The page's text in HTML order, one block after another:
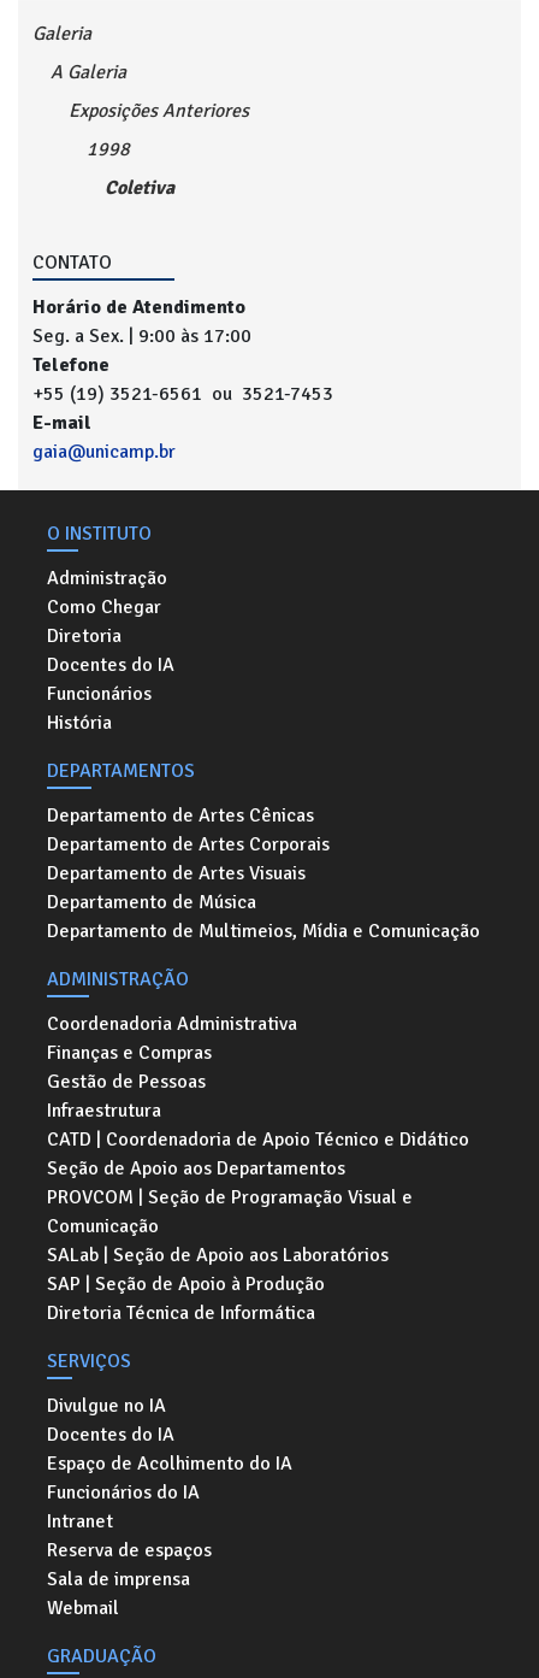
Galeria
A Galeria
Exposições Anteriores
1998
Coletiva
CONTATO
Horário de Atendimento
Seg. a Sex. | 9:00 às 17:00
Telefone
+55 (19) 3521-6561 ou 3521-7453
E-mail
gaia@unicamp.br
O INSTITUTO
Administração
Como Chegar
Diretoria
Docentes do IA
Funcionários
História
DEPARTAMENTOS
Departamento de Artes Cênicas
Departamento de Artes Corporais
Departamento de Artes Visuais
Departamento de Música
Departamento de Multimeios, Mídia e Comunicação
ADMINISTRAÇÃO
Coordenadoria Administrativa
Finanças e Compras
Gestão de Pessoas
Infraestrutura
CATD | Coordenadoria de Apoio Técnico e Didático
Seção de Apoio aos Departamentos
PROVCOM | Seção de Programação Visual e
Comunicação
SALab | Seção de Apoio aos Laboratórios
SAP | Seção de Apoio à Produção
Diretoria Técnica de Informática
SERVIÇOS
Divulgue no IA
Docentes do IA
Espaço de Acolhimento do IA
Funcionários do IA
Intranet
Reserva de espaços
Sala de imprensa
Webmail
GRADUAÇÃO